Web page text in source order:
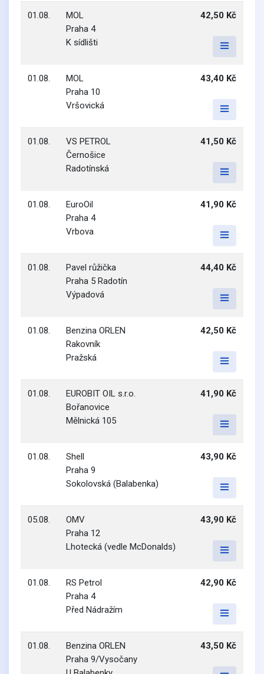
01.08.
MOL
Praha 4
K sídlišti
42,50 Kč
01.08.
MOL
Praha 10
Vršovická
43,40 Kč
01.08.
VS PETROL
Černošice
Radotínská
41,50 Kč
01.08.
EuroOil
Praha 4
Vrbova
41,90 Kč
01.08.
Pavel růžička
Praha 5 Radotín
Výpadová
44,40 Kč
01.08.
Benzina ORLEN
Rakovník
Pražská
42,50 Kč
01.08.
EUROBIT OIL s.r.o.
Bořanovice
Mělnická 105
41,90 Kč
01.08.
Shell
Praha 9
Sokolovská (Balabenka)
43,90 Kč
05.08.
OMV
Praha 12
Lhotecká (vedle McDonalds)
43,90 Kč
01.08.
RS Petrol
Praha 4
Před Nádražím
42,90 Kč
01.08.
Benzina ORLEN
Praha 9/Vysočany
43,50 Kč